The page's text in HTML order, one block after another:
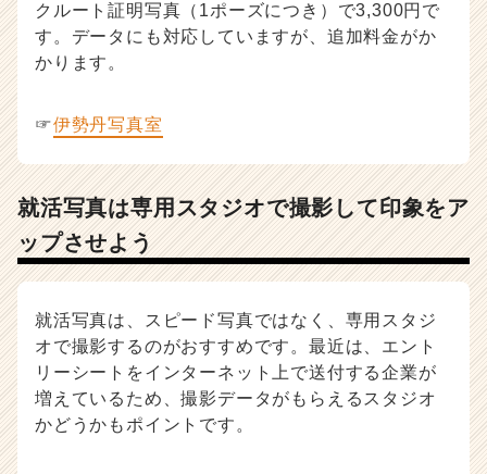
クルート証明写真（1ポーズにつき）で3,300円で
す。データにも対応していますが、追加料金がか
かります。
☞伊勢丹写真室
就活写真は専用スタジオで撮影して印象をア
ップさせよう
就活写真は、スピード写真ではなく、専用スタジ
オで撮影するのがおすすめです。最近は、エント
リーシートをインターネット上で送付する企業が
増えているため、撮影データがもらえるスタジオ
かどうかもポイントです。